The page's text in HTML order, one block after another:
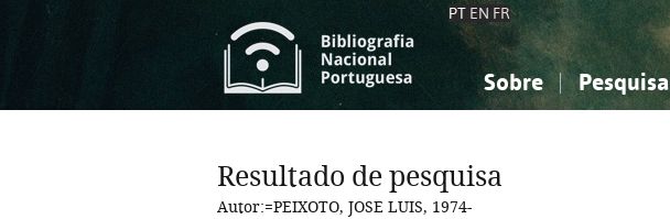
PT EN FR
Sobre Pesquisa
Ciências sociais...
Ciências sociais...
Resultado de pesquisa
Autor:=PEIXOTO, JOSE LUIS, 1974-